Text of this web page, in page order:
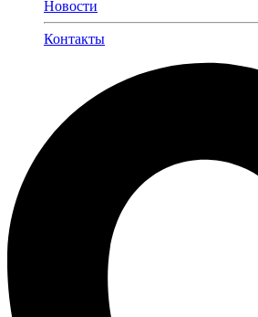
Новости
Контакты